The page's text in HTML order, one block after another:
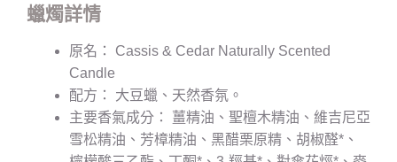
蠟燭詳情
原名： Cassis & Cedar Naturally Scented
Candle
配方： 大豆蠟、天然香氛。
主要香氣成分： 薑精油、聖檀木精油、維吉尼亞
雪松精油、芳樟精油、黑醋栗原精、胡椒醛*、